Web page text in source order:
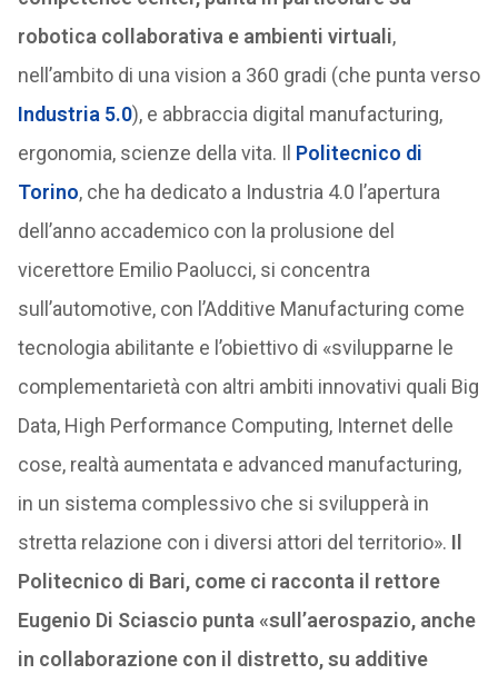
robotica collaborativa e ambienti virtuali,
nell’ambito di una vision a 360 gradi (che punta verso
Industria 5.0), e abbraccia digital manufacturing,
ergonomia, scienze della vita. Il Politecnico di
Torino, che ha dedicato a Industria 4.0 l’apertura
dell’anno accademico con la prolusione del
vicerettore Emilio Paolucci, si concentra
sull’automotive, con l’Additive Manufacturing come
tecnologia abilitante e l’obiettivo di «svilupparne le
complementarietà con altri ambiti innovativi quali Big
Data, High Performance Computing, Internet delle
cose, realtà aumentata e advanced manufacturing,
in un sistema complessivo che si svilupperà in
stretta relazione con i diversi attori del territorio». Il
Politecnico di Bari, come ci racconta il rettore
Eugenio Di Sciascio punta «sull’aerospazio, anche
in collaborazione con il distretto, su additive